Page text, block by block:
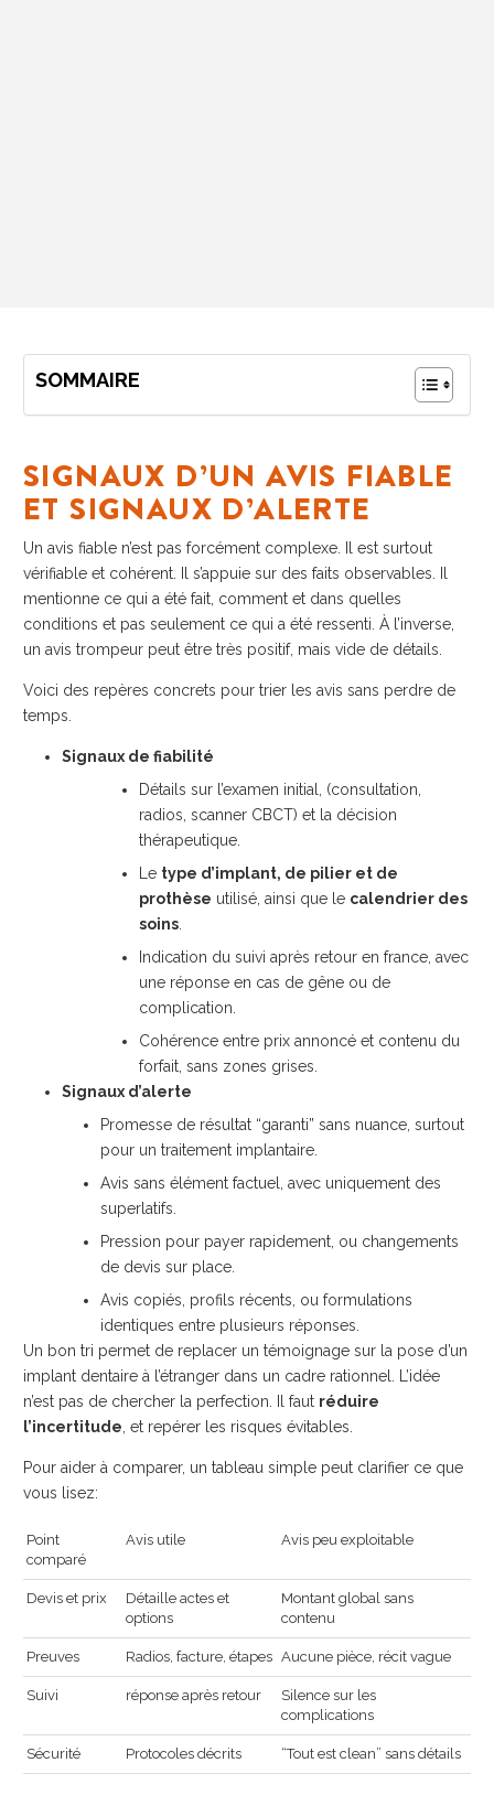
SOMMAIRE
SIGNAUX D’UN AVIS FIABLE
ET SIGNAUX D’ALERTE
Un avis fiable n’est pas forcément complexe. Il est surtout
vérifiable et cohérent. Il s’appuie sur des faits observables. Il
mentionne ce qui a été fait, comment et dans quelles
conditions et pas seulement ce qui a été ressenti. À l’inverse,
un avis trompeur peut être très positif, mais vide de détails.
Voici des repères concrets pour trier les avis sans perdre de
temps.
Signaux de fiabilité
Détails sur l’examen initial, (consultation,
radios, scanner CBCT) et la décision
thérapeutique.
Le type d’implant, de pilier et de
prothèse utilisé, ainsi que le calendrier des
soins
Indication du suivi après retour en france, avec
une réponse en cas de gêne ou de
complication.
Cohérence entre prix annoncé et contenu du
forfait, sans zones grises.
Signaux d’alerte
Promesse de résultat “garanti” sans nuance, surtout
pour un traitement implantaire.
Avis sans élément factuel, avec uniquement des
superlatifs.
Pression pour payer rapidement, ou changements
de devis sur place.
Avis copiés, profils récents, ou formulations
identiques entre plusieurs réponses.
Un bon tri permet de replacer un témoignage sur la pose d’un
implant dentaire à l’étranger dans un cadre rationnel. L’idée
n’est pas de chercher la perfection. Il faut réduire
l’incertitude , et repérer les risques évitables.
Pour aider à comparer, un tableau simple peut clarifier ce que
vous lisez:
Point
comparé
Avis utile Avis peu exploitable
Devis et prix
Détaille actes et
options
Montant global sans
contenu
Preuves Radios, facture, étapes Aucune pièce, récit vague
Suivi réponse après retour
Silence sur les
complications
Sécurité Protocoles décrits “Tout est clean” sans détails